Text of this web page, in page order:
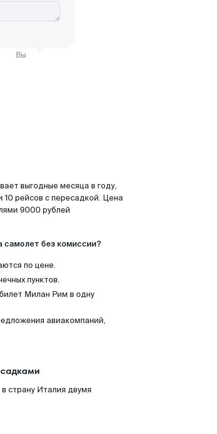
Вы
выгодные месяца в году,
рейсов с пересадкой. Цена
9000 рублей
самолет без комиссии?
по цене.
пунктов.
Милан Рим в одну
авиакомпаний,
страну Италия двумя